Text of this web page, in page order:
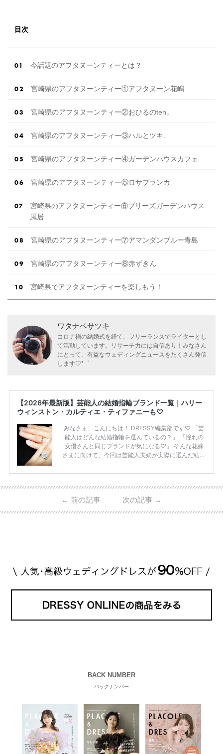
目次
今話題のアフタヌーンティーとは？
宮崎県のアフタヌーンティー①アフタヌーン花嶋
宮崎県のアフタヌーンティー②おひるのten。
宮崎県のアフタヌーンティー③ハルとツキ.
宮崎県のアフタヌーンティー④ガーデンハウスカフェ
宮崎県のアフタヌーンティー⑤ロサブランカ
宮崎県のアフタヌーンティー⑥ブリーズガーデンハウス
風居
宮崎県のアフタヌーンティー⑦アマンダンブルー青島
宮崎県のアフタヌーンティー⑧赤ずきん
宮崎県でアフタヌーンティーを楽しもう！
ワタナベサツキ
コロナ禍の結婚式を経て、フリーランスでライターとし
て活動しています。リサーチ力には自信あり！みなさん
にとって、有益なウェディングニュースをたくさん発信
します♡*゜
【2026年最新版】芸能人の結婚指輪ブランド一覧｜ハリー
ウィンストン・カルティエ・ティファニーも♡
みなさま、こんにちは！ DRESSY編集部です♡ 「芸
能人はどんな結婚指輪を選んでいるの？」 「憧れの
女優さんと同じブランドが気になる♡」 そんな花嫁
さまに向けて、今回は芸能人夫婦が実際に選んだ結婚
ーウィンストンやカルティエ、ティファニーなど世界
日本で人気のブランドまで幅広くご紹介。 さらに、
・愛用している芸能人夫婦 ・リングの特徴や魅力 ・
← 前の記事 次の記事 →
BACK NUMBER
バックナンバー